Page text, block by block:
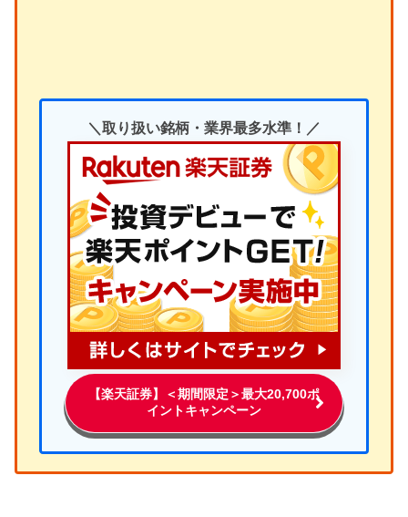
＼取り扱い銘柄・業界最多水準！／
【楽天証券】＜期間限定＞最大20,700ポ
イントキャンペーン